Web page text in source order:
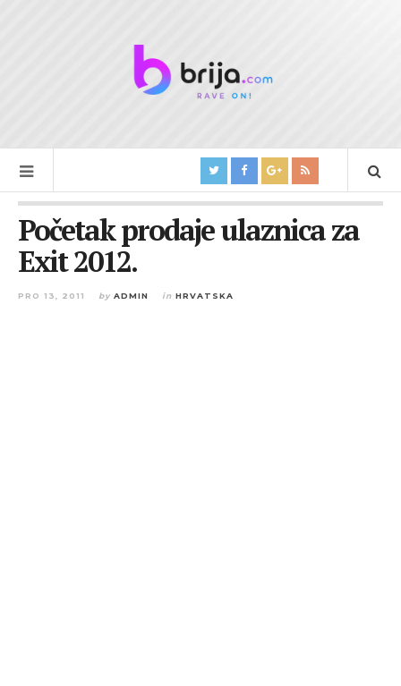
Početak prodaje ulaznica za
Exit 2012.
PRO 13, 2011 by ADMIN in HRVATSKA